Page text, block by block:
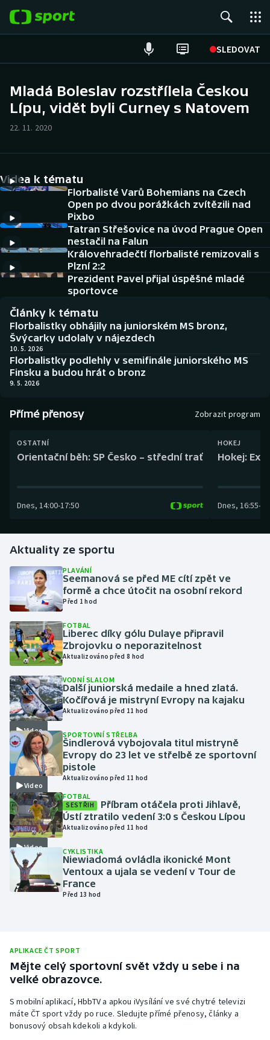
SLEDOVAT
Hokej
Cyklistika
DALŠÍ SPORTY
Americký fotbal
Baseball a softbal
Basketbal
Biatlon
Boby a skeleton
Dostihy
Futsal
Gymnastika
Házená
Jezdectví
Judo
Krasobruslení
Lezení
Lyže a snowboard
Moderní pětiboj
Motorsport
Olympijské hry
Parasport
Plavání
Ragby
Rychlobruslení
Rychlostní kanoistika
Short track
NEPŘEHLÉDNĚTE
Soutěže
Historické návraty
Aplikace ČT sport
AZ kvíz
Mladá Boleslav rozstřílela Českou
Lípu, vidět byli Curney s Natovem
22. 11. 2020
Videa k tématu
Florbalisté Varů Bohemians na Czech
Open po dvou porážkách zvítězili nad
Pixbo
Tatran Střešovice na úvod Prague Open
nestačil na Falun
Královehradečtí florbalisté remizovali s
Plzní 2:2
Prezident Pavel přijal úspěšné mladé
sportovce
Články k tématu
Florbalistky obhájily na juniorském MS bronz,
Švýcarky udolaly v nájezdech
10. 5. 2026
Florbalistky podlehly v semifinále juniorského MS
Finsku a budou hrát o bronz
9. 5. 2026
Přímé přenosy Zobrazit program
OSTATNÍ
Orientační běh: SP Česko – střední trať
Dnes, 14:00-17:50
HOKEJ
Hokej:
Dnes, 16:55-
Aktuality ze sportu
PLAVÁNÍ
Seemanová se před ME cítí zpět ve
formě a chce útočit na osobní rekord
Před 1 hod
FOTBAL
Liberec díky gólu Dulaye připravil
Zbrojovku o neporazitelnost
Aktualizováno před 8 hod
Video
VODNÍ SLALOM
Další juniorská medaile a hned zlatá.
Kočířová je mistryní Evropy na kajaku
Aktualizováno před 11 hod
Video
SPORTOVNÍ STŘELBA
Šindlerová vybojovala titul mistryně
Evropy do 23 let ve střelbě ze sportovní
pistole
Aktualizováno před 11 hod
Video
FOTBAL
SESTŘIH
Příbram otáčela proti Jihlavě,
Ústí ztratilo vedení 3:0 s Českou Lípou
Aktualizováno před 11 hod
CYKLISTIKA
Niewiadomá ovládla ikonické Mont
Ventoux a ujala se vedení v Tour de
France
Před 13 hod
APLIKACE ČT SPORT
Mějte celý sportovní svět vždy u sebe i na
velké obrazovce.
S mobilní aplikací, HbbTV a apkou iVysílání ve své chytré televizi
máte ČT sport vždy po ruce. Sledujte přímé přenosy, články a
bonusový obsah kdekoli a kdykoli.